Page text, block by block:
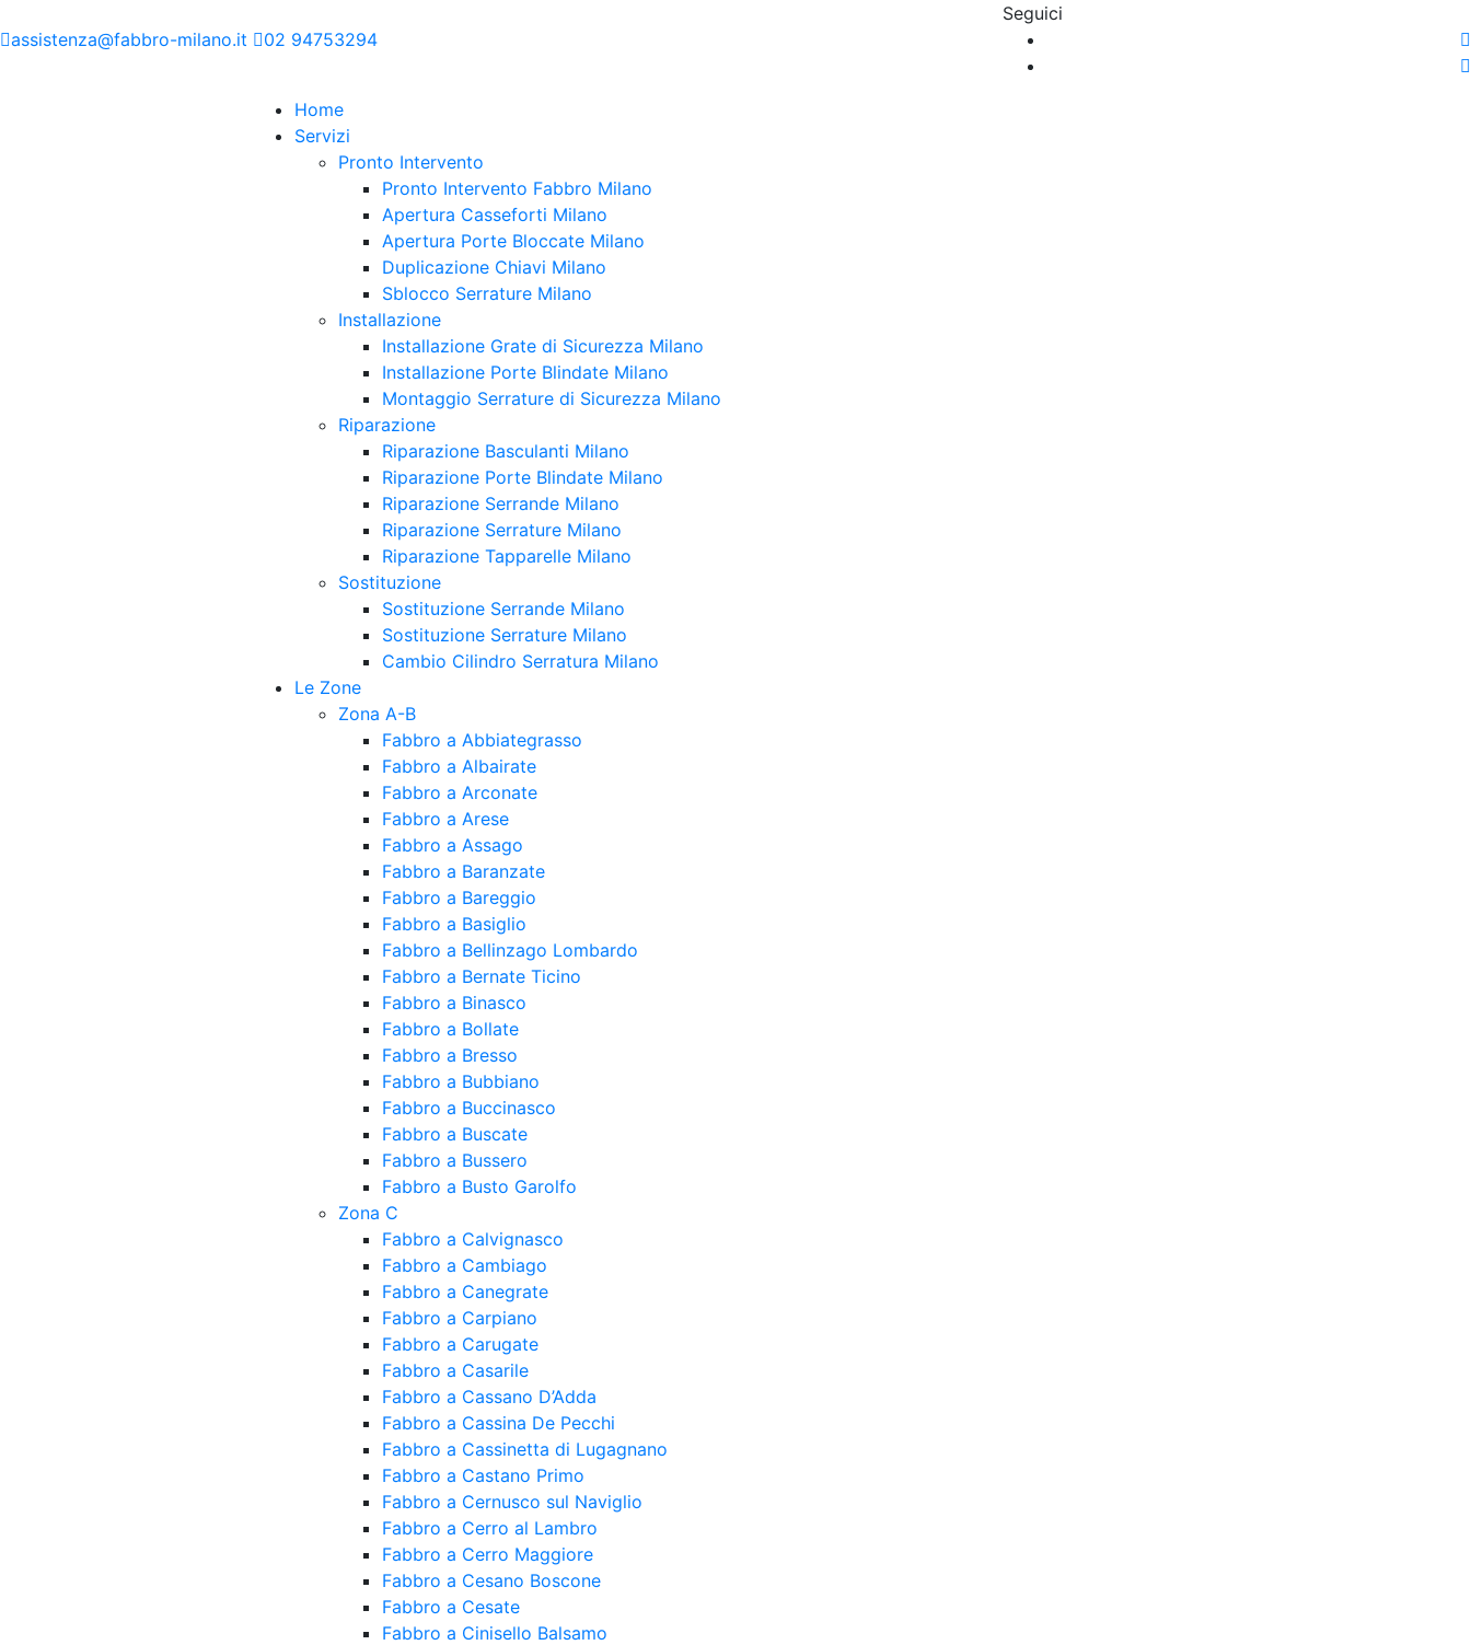
assistenza@fabbro-milano.it 02 94753294
Seguici
Home
Servizi
Pronto Intervento
Pronto Intervento Fabbro Milano
Apertura Casseforti Milano
Apertura Porte Bloccate Milano
Duplicazione Chiavi Milano
Sblocco Serrature Milano
Installazione
Installazione Grate di Sicurezza Milano
Installazione Porte Blindate Milano
Montaggio Serrature di Sicurezza Milano
Riparazione
Riparazione Basculanti Milano
Riparazione Porte Blindate Milano
Riparazione Serrande Milano
Riparazione Serrature Milano
Riparazione Tapparelle Milano
Sostituzione
Sostituzione Serrande Milano
Sostituzione Serrature Milano
Cambio Cilindro Serratura Milano
Le Zone
Zona A-B
Fabbro a Abbiategrasso
Fabbro a Albairate
Fabbro a Arconate
Fabbro a Arese
Fabbro a Assago
Fabbro a Baranzate
Fabbro a Bareggio
Fabbro a Basiglio
Fabbro a Bellinzago Lombardo
Fabbro a Bernate Ticino
Fabbro a Binasco
Fabbro a Bollate
Fabbro a Bresso
Fabbro a Bubbiano
Fabbro a Buccinasco
Fabbro a Buscate
Fabbro a Bussero
Fabbro a Busto Garolfo
Zona C
Fabbro a Calvignasco
Fabbro a Cambiago
Fabbro a Canegrate
Fabbro a Carpiano
Fabbro a Carugate
Fabbro a Casarile
Fabbro a Cassano D’Adda
Fabbro a Cassina De Pecchi
Fabbro a Cassinetta di Lugagnano
Fabbro a Castano Primo
Fabbro a Cernusco sul Naviglio
Fabbro a Cerro al Lambro
Fabbro a Cerro Maggiore
Fabbro a Cesano Boscone
Fabbro a Cesate
Fabbro a Cinisello Balsamo